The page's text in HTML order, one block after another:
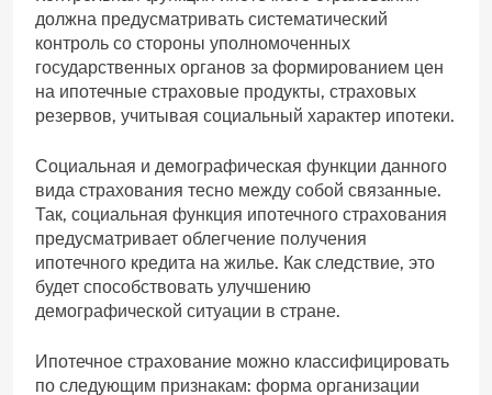
должна предусматривать систематический
контроль со стороны уполномоченных
государственных органов за формированием цен
на ипотечные страховые продукты, страховых
резервов, учитывая социальный характер ипотеки.
Социальная и демографическая функции данного
вида страхования тесно между собой связанные.
Так, социальная функция ипотечного страхования
предусматривает облегчение получения
ипотечного кредита на жилье. Как следствие, это
будет способствовать улучшению
демографической ситуации в стране.
Ипотечное страхование можно классифицировать
по следующим признакам: форма организации